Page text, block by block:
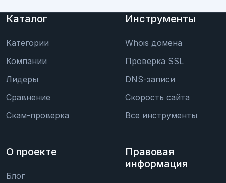
Каталог
Категории
Компании
Лидеры
Сравнение
Скам-проверка
Инструменты
Whois домена
Проверка SSL
DNS-записи
Скорость сайта
Все инструменты
О проекте
Блог
Правовая
информация